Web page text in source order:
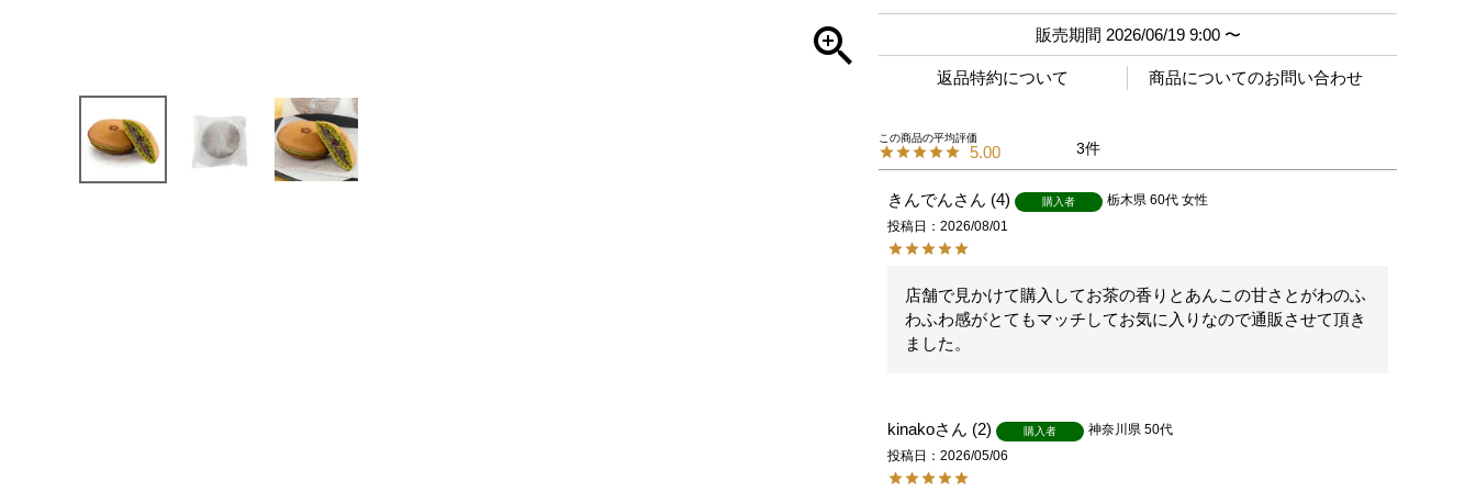
販売期間 2026/06/19 9:00 〜
返品特約について 商品についてのお問い合わせ
5.00 3
きんでん 4 購入者 栃木県 60代 女性
投稿日
2026/08/01
店舗で見かけて購入してお茶の香りとあんこの甘さとがわのふ
わふわ感がとてもマッチしてお気に入りなので通販させて頂き
ました。
kinako 2 購入者 神奈川県 50代
投稿日
2026/05/06